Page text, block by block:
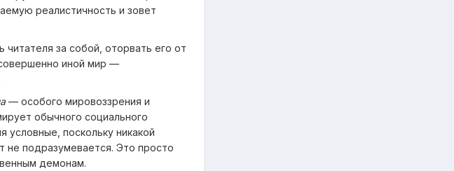
реалистичность и зовет
за собой, оторвать его от
иной мир —
— особого мировоззрения и
обычного социального
условные, поскольку никакой
не подразумевается. Это просто
демонам.